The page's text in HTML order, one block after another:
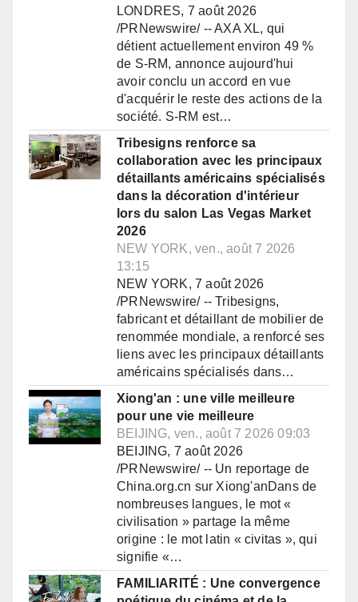
LONDRES, 7 août 2026
/PRNewswire/ -- AXA XL, qui
détient actuellement environ 49 %
de S-RM, annonce aujourd'hui
avoir conclu un accord en vue
d'acquérir le reste des actions de la
société. S-RM est…
Tribesigns renforce sa
collaboration avec les principaux
détaillants américains spécialisés
dans la décoration d'intérieur
lors du salon Las Vegas Market
2026
NEW YORK, ven., août 7 2026
13:15
NEW YORK, 7 août 2026
/PRNewswire/ -- Tribesigns,
fabricant et détaillant de mobilier de
renommée mondiale, a renforcé ses
liens avec les principaux détaillants
américains spécialisés dans…
Xiong'an : une ville meilleure
pour une vie meilleure
BEIJING, ven., août 7 2026 09:03
BEIJING, 7 août 2026
/PRNewswire/ -- Un reportage de
China.org.cn sur Xiong'anDans de
nombreuses langues, le mot «
civilisation » partage la même
origine : le mot latin « civitas », qui
signifie «…
FAMILIARITÉ : Une convergence